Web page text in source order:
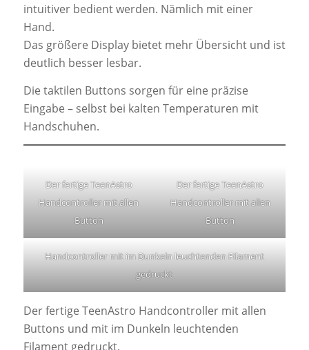
intuitiver bedient werden. Nämlich mit einer
Hand.
Das größere Display bietet mehr Übersicht und ist
deutlich besser lesbar.
Die taktilen Buttons sorgen für eine präzise
Eingabe – selbst bei kalten Temperaturen mit
Handschuhen.
Der fertige TeenAstro
Handcontroller mit allen
Button
Der fertige TeenAstro
Handcontroller mit allen
Button
Handcontroller mit im Dunkeln leuchtenden Filament
gedruckt
Der fertige TeenAstro Handcontroller mit allen
Buttons und mit im Dunkeln leuchtenden
Filament gedruckt.